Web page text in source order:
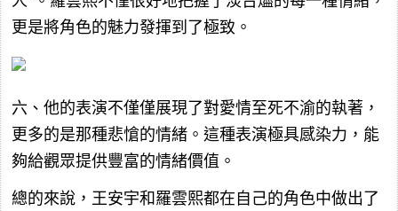
更是將角色的魅力發揮到了極致。
六、他的表演不僅僅展現了對愛情至死不渝的執著，
更多的是那種悲愴的情緒。這種表演極具感染力，能
夠給觀眾提供豐富的情緒價值。
總的來說，王安宇和羅雲熙都在自己的角色中做出了